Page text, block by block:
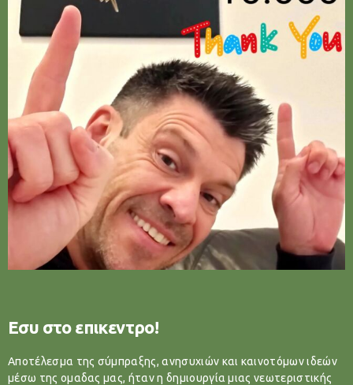
Εσυ στο επικεντρο!
Αποτέλεσμα της σύμπραξης, ανησυχιών και καινοτόμων ιδεών
μέσω της ομαδας μας, ήταν η δημιουργία μιας νεωτεριστικής